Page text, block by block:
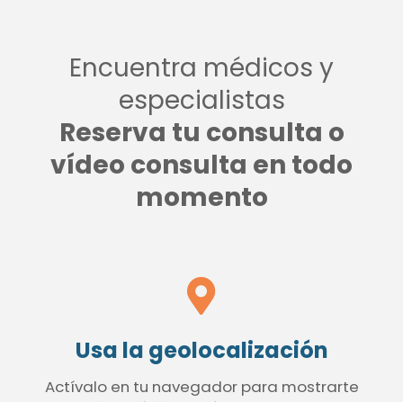
Encuentra médicos y
especialistas
Reserva tu consulta o
vídeo consulta en todo
momento
Usa la geolocalización
Actívalo en tu navegador para mostrarte